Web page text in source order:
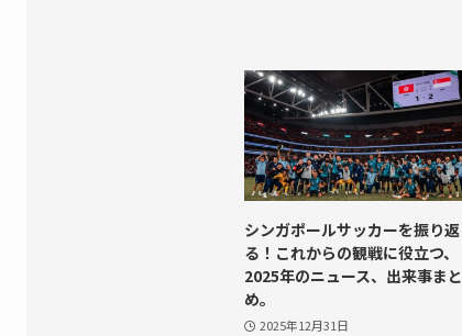
シンガポールサッカーを振り返
る！これからの観戦に役立つ、
2025年のニュース、出来事まと
め。
2025年12月31日